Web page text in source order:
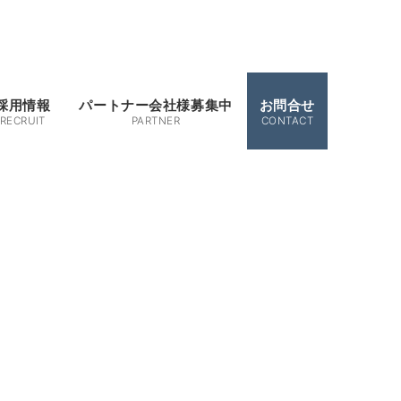
用情報
RECRUIT
パートナー会社様募集中
PARTNER
お問合せ
CONTACT